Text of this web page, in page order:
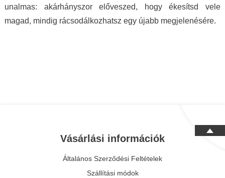
unalmas: akárhányszor előveszed, hogy ékesítsd vele
magad, mindig rácsodálkozhatsz egy újabb megjelenésére.
Vásárlási információk
Általános Szerződési Feltételek
Szállítási módok